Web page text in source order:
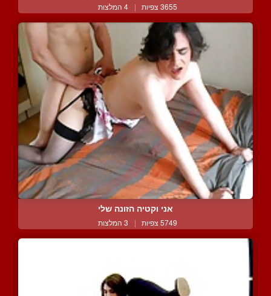
3655 צפיות | 4 המלצות
אני וקטיה הזונה שלי
5749 צפיות | 3 המלצות